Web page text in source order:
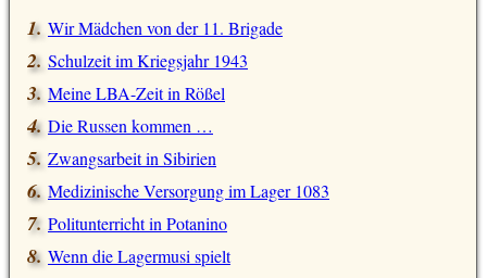
Wir Mädchen von der 11. Brigade
Schulzeit im Kriegsjahr 1943
Meine LBA-Zeit in Rößel
Die Russen kommen …
Zwangsarbeit in Sibirien
Medizinische Versorgung im Lager 1083
Politunterricht in Potanino
Wenn die Lagermusi spielt